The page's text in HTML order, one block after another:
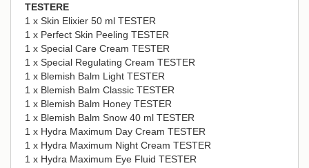
TESTERE
1 x Skin Elixier 50 ml TESTER
1 x Perfect Skin Peeling TESTER
1 x Special Care Cream TESTER
1 x Special Regulating Cream TESTER
1 x Blemish Balm Light TESTER
1 x Blemish Balm Classic TESTER
1 x Blemish Balm Honey TESTER
1 x Blemish Balm Snow 40 ml TESTER
1 x Hydra Maximum Day Cream TESTER
1 x Hydra Maximum Night Cream TESTER
1 x Hydra Maximum Eye Fluid TESTER